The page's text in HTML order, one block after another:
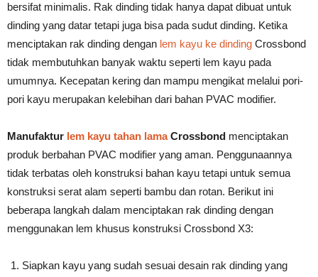
bersifat minimalis. Rak dinding tidak hanya dapat dibuat untuk
dinding yang datar tetapi juga bisa pada sudut dinding. Ketika
menciptakan rak dinding dengan lem kayu ke dinding Crossbond
tidak membutuhkan banyak waktu seperti lem kayu pada
umumnya. Kecepatan kering dan mampu mengikat melalui pori-
pori kayu merupakan kelebihan dari bahan PVAC modifier.
Manufaktur lem kayu tahan lamaCrossbond menciptakan
produk berbahan PVAC modifier yang aman. Penggunaannya
tidak terbatas oleh konstruksi bahan kayu tetapi untuk semua
konstruksi serat alam seperti bambu dan rotan. Berikut ini
beberapa langkah dalam menciptakan rak dinding dengan
menggunakan lem khusus konstruksi Crossbond X3:
Siapkan kayu yang sudah sesuai desain rak dinding yang